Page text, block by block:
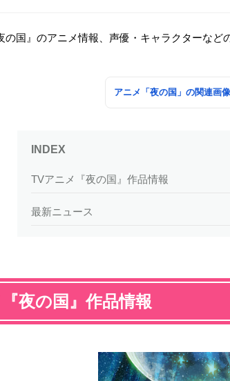
の国』のアニメ情報、声優・キャラクターな
アニメ「夜の国」の関連画
TVアニメ『夜の国』作品情報
最新ニュース
夜の国』作品情報